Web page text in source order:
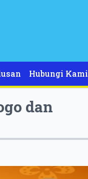
Hubungi Kami
dan